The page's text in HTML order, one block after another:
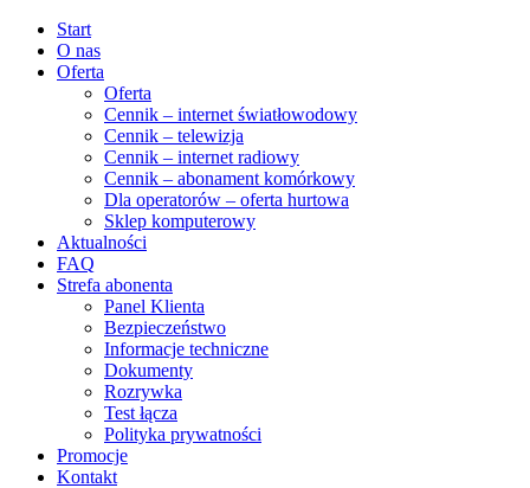
Start
O nas
Oferta
Oferta
Cennik – internet światłowodowy
Cennik – telewizja
Cennik – internet radiowy
Cennik – abonament komórkowy
Dla operatorów – oferta hurtowa
Sklep komputerowy
Aktualności
FAQ
Strefa abonenta
Panel Klienta
Bezpieczeństwo
Informacje techniczne
Dokumenty
Rozrywka
Test łącza
Polityka prywatności
Promocje
Kontakt